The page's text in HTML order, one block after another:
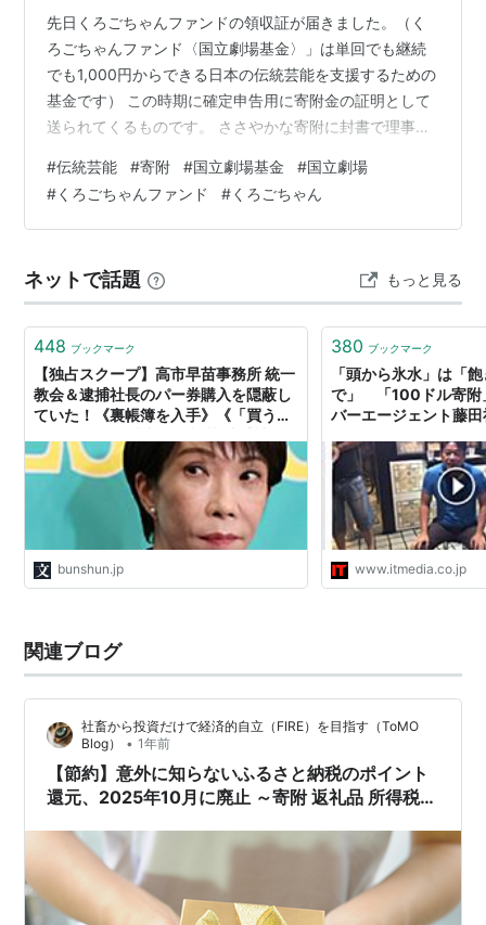
先日くろごちゃんファンドの領収証が届きました。（く
ろごちゃんファンド〈国立劇場基金〉」は単回でも継続
でも1,000円からできる日本の伝統芸能を支援するための
基金です） この時期に確定申告用に寄附金の証明として
送られてくるものです。 ささやかな寄附に封書で理事長
封書が送られてくるのは年に二、三度。この領収証と寄
附金の受入と活用状況報告ぐらいです。 毎度どーもと中
を確認すると、添え状に手書きで昨年秋に参加したくろ
ていました。当日明るい笑顔で対応してくださった若手
の担当者さん達が思い出されてほっこり。…
#伝統芸能 #寄附 #国立劇場基金 #国立劇場
#くろごちゃんファンド #くろごちゃん
ネットで話題 もっと見る
448 ブックマーク
【独占スクープ】高市早苗事務所 統一
教会＆逮捕社長のパー券購入を隠蔽し
ていた！《裏帳簿を入手》《「買うた
が告白》《パー券購入を「寄附」と虚
偽記載 税控除で「選挙区民を優遇」》
| 週刊文春
bunshun.jp
380 ブックマーク
「頭から氷水」は「
で」 「100ドル寄附
バーエージェント藤
www.itmedia.co.jp
関連ブログ
社畜から投資だけで経済的自立（FIRE）を目指す（ToMO
Blog）
• 1年前
【節約】意外に知らないふるさと納税のポイント
還元、2025年10月に廃止 ～寄附 返礼品 所得税